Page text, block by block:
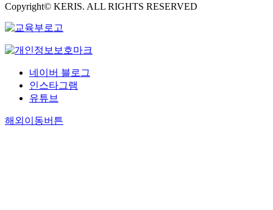
Copyright© KERIS. ALL RIGHTS RESERVED
네이버 블로그
인스타그램
유튜브
해외이동버튼